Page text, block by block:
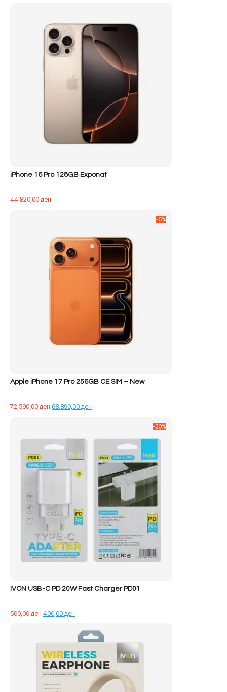
iPhone 16 Pro 128GB Exponat
44.820,00ден
Apple iPhone 17 Pro 256GB CE SIM – New
72.590,00денÇmimi
68.890,00ден
68.890,00 ден.
-5%
IVON USB-C PD 20W Fast Charger PD01
500,00денÇmimi
400,00ден
tanishëm
është:
-20%